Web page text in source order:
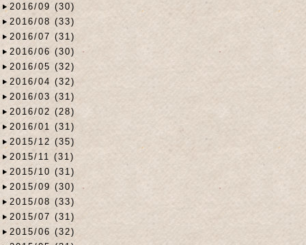
2016/09 (30)
2016/08 (33)
2016/07 (31)
2016/06 (30)
2016/05 (32)
2016/04 (32)
2016/03 (31)
2016/02 (28)
2016/01 (31)
2015/12 (35)
2015/11 (31)
2015/10 (31)
2015/09 (30)
2015/08 (33)
2015/07 (31)
2015/06 (32)